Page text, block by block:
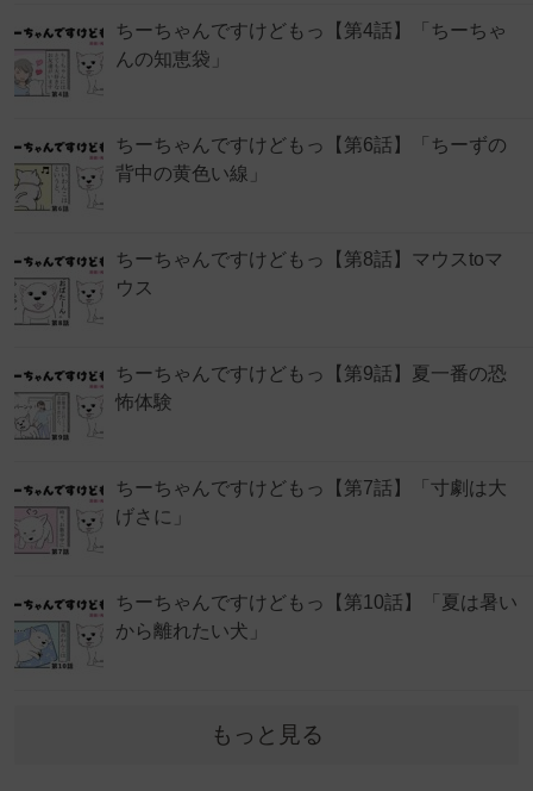
ちーちゃんですけどもっ【第4話】「ちーちゃ
んの知恵袋」
ちーちゃんですけどもっ【第6話】「ちーずの
背中の黄色い線」
ちーちゃんですけどもっ【第8話】マウスtoマ
ウス
ちーちゃんですけどもっ【第9話】夏一番の恐
怖体験
ちーちゃんですけどもっ【第7話】「寸劇は大
げさに」
ちーちゃんですけどもっ【第10話】「夏は暑い
から離れたい犬」
もっと見る